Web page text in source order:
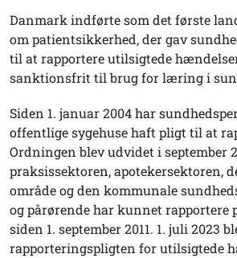
Danmark indførte som det første
om patientsikkerhed, der gav
til at rapportere utilsigtede
sanktionsfrit til brug for læring i
Siden 1. januar 2004 har
offentlige sygehuse haft pligt til at
Ordningen blev udvidet i september
praksissektoren, apotekersektoren,
område og den kommunale
og pårørende har kunnet rapportere
siden 1. september 2011. 1. juli 2023
rapporteringspligten for utilsigtede